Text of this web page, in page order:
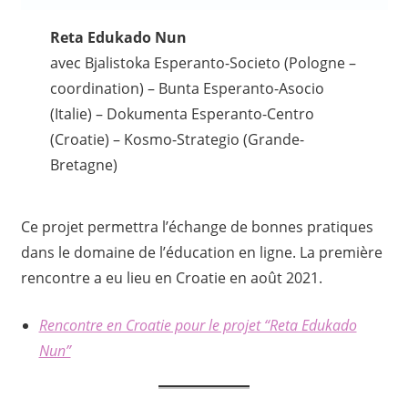
Reta Edukado Nun
avec Bjalistoka Esperanto-Societo (Pologne –
coordination) – Bunta Esperanto-Asocio
(Italie) – Dokumenta Esperanto-Centro
(Croatie) – Kosmo-Strategio (Grande-
Bretagne)
Ce projet permettra l’échange de bonnes pratiques
dans le domaine de l’éducation en ligne. La première
rencontre a eu lieu en Croatie en août 2021.
Rencontre en Croatie pour le projet “Reta Edukado
Nun”